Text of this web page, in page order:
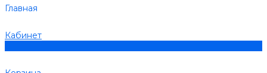
Главная
Кабинет